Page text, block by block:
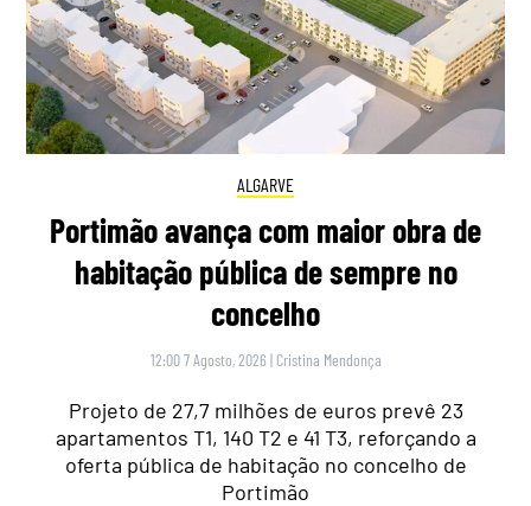
ALGARVE
Portimão avança com maior obra de
habitação pública de sempre no
concelho
12:00 7 Agosto, 2026 | Cristina Mendonça
Projeto de 27,7 milhões de euros prevê 23
apartamentos T1, 140 T2 e 41 T3, reforçando a
oferta pública de habitação no concelho de
Portimão